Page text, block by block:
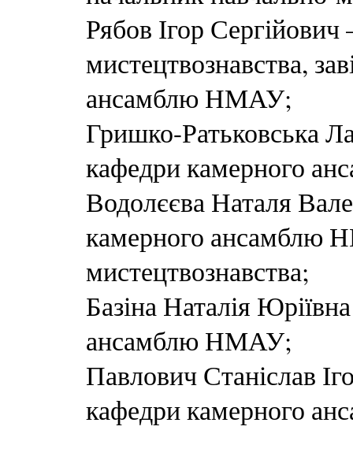
Рябов Ігор Сергійович
мистецтвознавства,
ансамблю НМАУ;
Гришко-Ратьковська
кафедри камерного
Водолєєва Наталя
камерного ансамблю
мистецтвознавства;
Базіна Наталія
ансамблю НМАУ;
Павлович Станіслав
кафедри камерного